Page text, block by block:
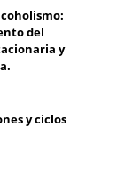
del
y
y ciclos